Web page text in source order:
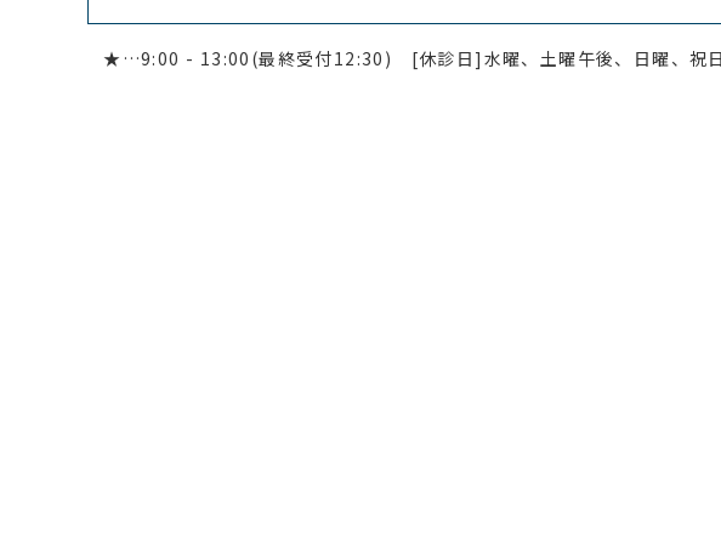
★ …9:00 - 13:00(最終受付12:30) [休診日]水曜、土曜午後、日曜、祝日